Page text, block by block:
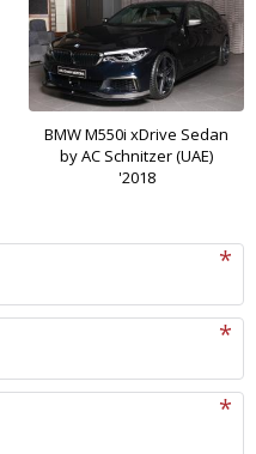
BMW M550i xDrive Sedan
by AC Schnitzer (UAE)
'2018